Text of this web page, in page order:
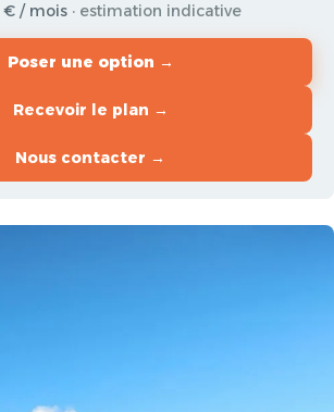
€ / mois · estimation indicative
Poser une option →
Recevoir le plan →
Nous contacter →